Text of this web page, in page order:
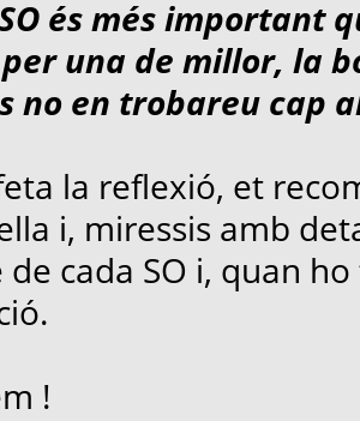
és més important
una de millor, la
no en trobareu cap
la reflexió, et
i, miressis amb
cada SO i, quan
!